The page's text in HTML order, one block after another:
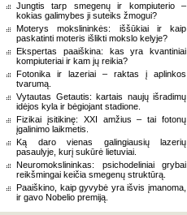
Jungtis tarp smegenų ir kompiuterio –
kokias galimybes ji suteiks žmogui?
Moterys mokslininkės: iššūkiai ir kaip
paskatinti moteris išlikti mokslo kelyje?
Ekspertas paaiškina: kas yra kvantiniai
kompiuteriai ir kam jų reikia?
Fotonika ir lazeriai – raktas į aplinkos
tvarumą.
Vytautas Getautis: kartais naujų išradimų
idėjos kyla ir bėgiojant stadione.
Fizikai įsitikinę: XXI amžius – tai fotonų
įgalinimo laikmetis.
Ką daro vienas galingiausių lazerių
pasaulyje, kurį sukūrė lietuviai.
Neuromokslininkas: psichodeliniai grybai
reikšmingai keičia smegenų struktūrą.
Paaiškino, kaip gyvybė yra išvis įmanoma,
ir gavo Nobelio premiją.